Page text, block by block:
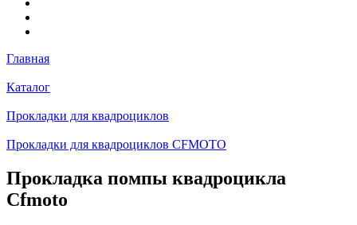
Главная
Каталог
Прокладки для квадроциклов
Прокладки для квадроциклов СFMOTO
Прокладка помпы квадроцикла
Cfmoto